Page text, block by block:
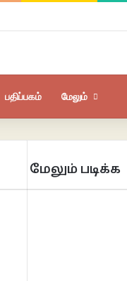
பதிப்பகம் மேலும்
மேலும் படிக்க